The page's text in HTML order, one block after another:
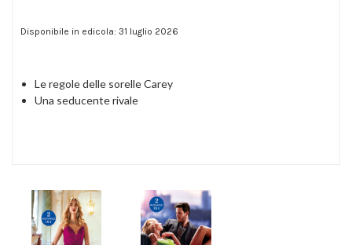
Disponibile in edicola: 31 luglio 2026
Le regole delle sorelle Carey
Una seducente rivale